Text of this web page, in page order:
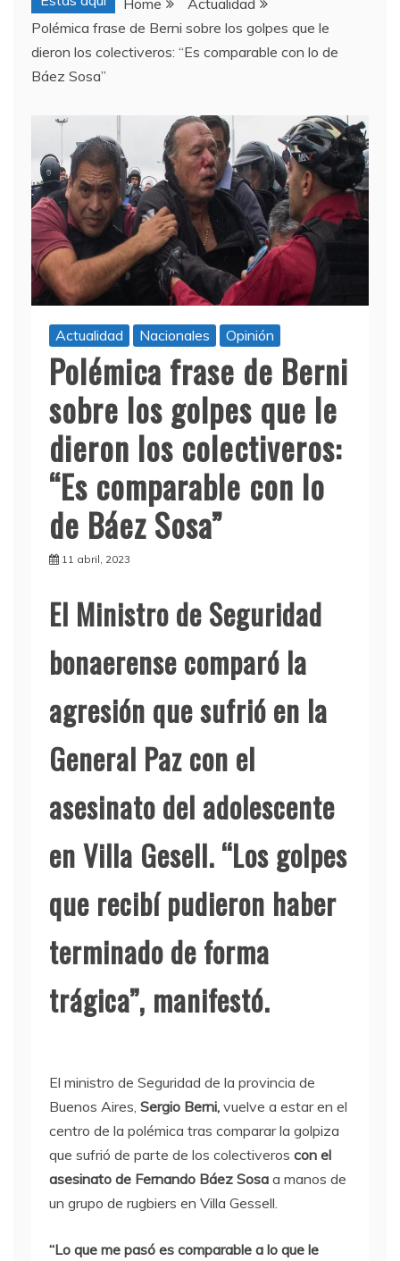
Home
Actualidad
Polémica frase de Berni sobre los golpes que le
dieron los colectiveros: “Es comparable con lo de
Báez Sosa”
Actualidad Nacionales Opinión
Polémica frase de Berni
sobre los golpes que le
dieron los colectiveros:
“Es comparable con lo
de Báez Sosa”
11 abril, 2023
El Ministro de Seguridad
bonaerense comparó la
agresión que sufrió en la
General Paz con el
asesinato del adolescente
en Villa Gesell. “Los golpes
que recibí pudieron haber
terminado de forma
trágica”, manifestó.
El ministro de Seguridad de la provincia de
Buenos Aires, Sergio Berni, vuelve a estar en el
centro de la polémica tras comparar la golpiza
que sufrió de parte de los colectiveros con el
asesinato de Fernando Báez Sosa a manos de
un grupo de rugbiers en Villa Gessell.
“Lo que me pasó es comparable a lo que le